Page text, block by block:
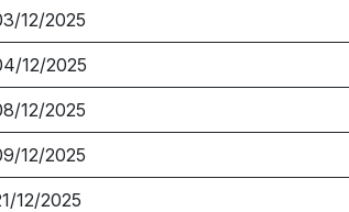
12/2025
12/2025
12/2025
12/2025
12/2025